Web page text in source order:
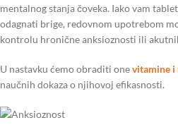
mentalnog stanja čoveka. Iako vam
odagnati brige, redovnom upotrebom
kontrolu hronične anksioznosti ili
U nastavku ćemo obraditi onevitamine i
naučnih dokaza o njihovoj efikasnosti.